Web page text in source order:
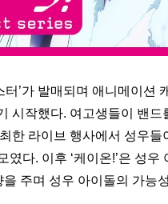
’가 발매되며 애니메이션
시작했다. 여고생들이 밴드
한 라이브 행사에서 성우들
였다. 이후 ‘케이온!’은 성
을 주며 성우 아이돌의 가능